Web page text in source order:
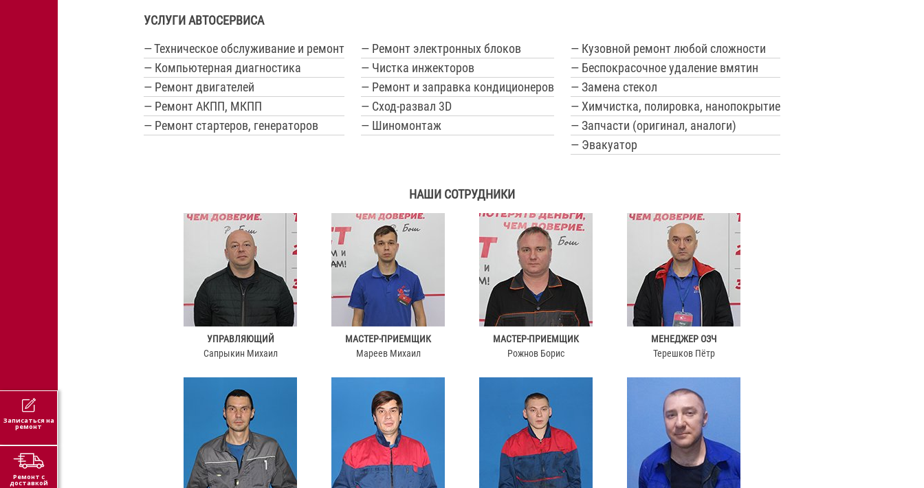
УСЛУГИ АВТОСЕРВИСА
— Техническое обслуживание и ремонт
— Компьютерная диагностика
— Ремонт двигателей
— Ремонт АКПП, МКПП
— Ремонт стартеров, генераторов
— Ремонт электронных блоков
— Чистка инжекторов
— Ремонт и заправка кондиционеров
— Сход-развал 3D
— Шиномонтаж
— Кузовной ремонт любой сложности
— Беспокрасочное удаление вмятин
— Замена стекол
— Химчистка, полировка, нанопокрытие
— Запчасти (оригинал, аналоги)
— Эвакуатор
НАШИ СОТРУДНИКИ
УПРАВЛЯЮЩИЙ
Сапрыкин Михаил
МАСТЕР-ПРИЕМЩИК
Мареев Михаил
МАСТЕР-ПРИЕМЩИК
Рожнов Борис
МЕНЕДЖЕР ОЗЧ
Терешков Пётр
Записаться на
ремонт
Ремонт с
доставкой